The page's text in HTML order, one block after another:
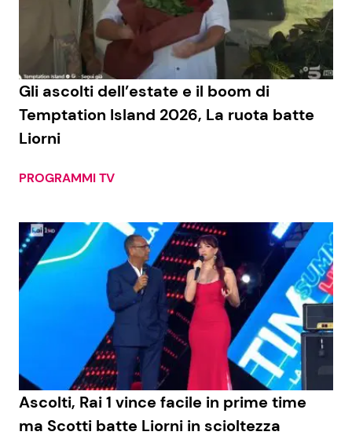
Gli ascolti dell’estate e il boom di
Temptation Island 2026, La ruota batte
Liorni
PROGRAMMI TV
Ascolti, Rai 1 vince facile in prime time
ma Scotti batte Liorni in scioltezza